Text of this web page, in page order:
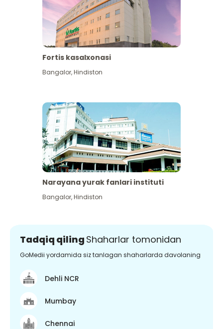
Fortis kasalxonasi
Bangalor,Hindiston
Narayana yurak fanlari instituti
Bangalor,Hindiston
Tadqiq qiling Shaharlar tomonidan
GoMedii yordamida siz tanlagan shaharlarda davolaning
Dehli NCR
Mumbay
Chennai